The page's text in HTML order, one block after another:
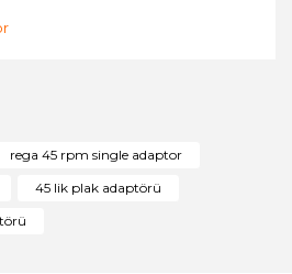
Yorum Yaz
eksik bilgiler bulunuyor.
bulunuyor.
rega 45 rpm single adaptor
45 lik plak adaptörü